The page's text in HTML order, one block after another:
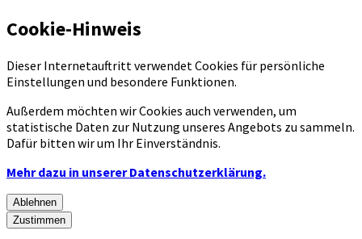
Cookie-Hinweis
Dieser Internetauftritt verwendet Cookies für persönliche
Einstellungen und besondere Funktionen.
Außerdem möchten wir Cookies auch verwenden, um
statistische Daten zur Nutzung unseres Angebots zu sammeln.
Dafür bitten wir um Ihr Einverständnis.
Mehr dazu in unserer Datenschutzerklärung.
Ablehnen
Zustimmen